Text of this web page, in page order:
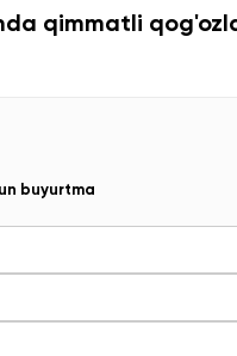
qimmatli
buyurtma